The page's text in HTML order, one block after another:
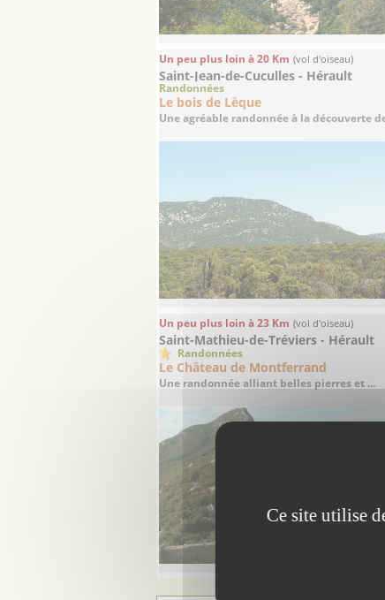
Un peu plus loin à 20 Km (vol d'oiseau)
Saint-Jean-de-Cuculles - Hérault
Randonnées
Le bois de Lèque
Une agréable randonnée à la découverte
Un peu plus loin à 23 Km (vol d'oiseau)
Saint-Mathieu-de-Tréviers - Hérault
Randonnées
Le Château de Montferrand
Une randonnée alliant belles pierres et ...
Ce site utilise